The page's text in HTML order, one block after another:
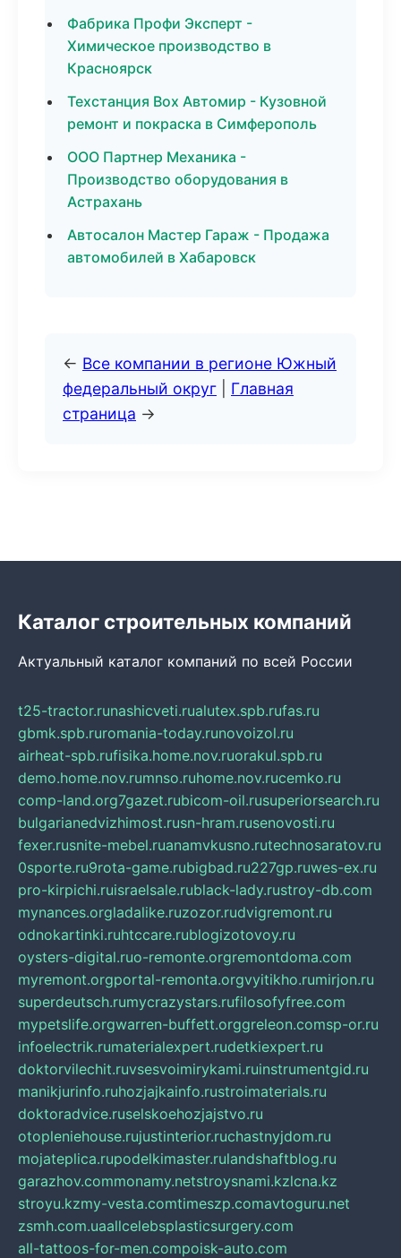
Фабрика Профи Эксперт -
Химическое производство в
Красноярск
Техстанция Box Автомир - Кузовной
ремонт и покраска в Симферополь
ООО Партнер Механика -
Производство оборудования в
Астрахань
Автосалон Мастер Гараж - Продажа
автомобилей в Хабаровск
← Все компании в регионе Южный
федеральный округ
Главная
страница →
Каталог строительных компаний
Актуальный каталог компаний по всей России
t25-tractor.runashicveti.rualutex.spb.rufas.ru
gbmk.spb.ruromania-today.runovoizol.ru
airheat-spb.rufisika.home.nov.ruorakul.spb.ru
demo.home.nov.rumnso.ruhome.nov.rucemko.ru
comp-land.org7gazet.rubicom-oil.rusuperiorsearch.ru
bulgarianedvizhimost.rusn-hram.rusenovosti.ru
fexer.rusnite-mebel.ruanamvkusno.rutechnosaratov.ru
0sporte.ru9rota-game.rubigbad.ru227gp.ruwes-ex.ru
pro-kirpichi.ruisraelsale.rublack-lady.rustroy-db.com
mynances.orgladalike.ruzozor.rudvigremont.ru
odnokartinki.ruhtccare.rublogizotovoy.ru
oysters-digital.ruo-remonte.orgremontdoma.com
myremont.orgportal-remonta.orgvyitikho.rumirjon.ru
superdeutsch.rumycrazystars.rufilosofyfree.com
mypetslife.orgwarren-buffett.orggreleon.comsp-or.ru
infoelectrik.rumaterialexpert.rudetkiexpert.ru
doktorvilechit.ruvsesvoimirykami.ruinstrumentgid.ru
manikjurinfo.ruhozjajkainfo.rustroimaterials.ru
doktoradvice.ruselskoehozjajstvo.ru
otopleniehouse.rujustinterior.ruchastnyjdom.ru
mojateplica.rupodelkimaster.rulandshaftblog.ru
garazhov.commonamy.netstroysnami.kzlcna.kz
stroyu.kzmy-vesta.comtimeszp.comavtoguru.net
zsmh.com.uaallcelebsplasticsurgery.com
all-tattoos-for-men.compoisk-auto.com